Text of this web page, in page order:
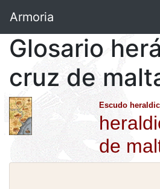
Armoria
Glosario
cruz de
Escudo
de